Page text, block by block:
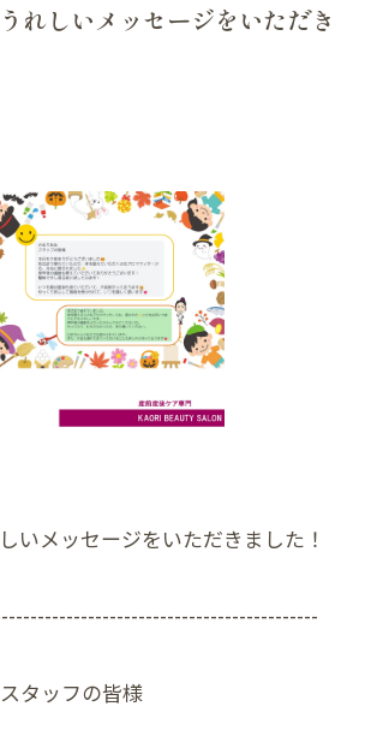
れしいメッセージをいただき
いメッセージをいただきました！
タッフの皆様